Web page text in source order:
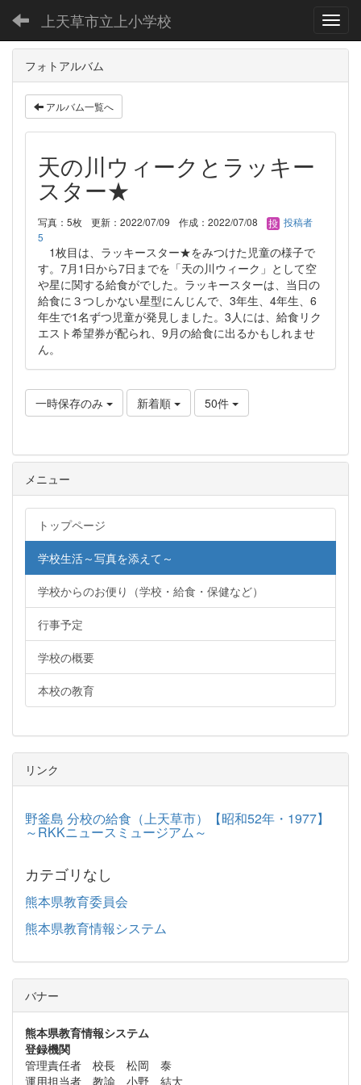
上天草市立上小学校
フォトアルバム
アルバム一覧へ
天の川ウィークとラッキー
スター★
写真：5枚 更新：2022/07/09 作成：2022/07/08
投稿者
5
1枚目は、ラッキースター★をみつけた児童の様子で
す。7月1日から7日までを「天の川ウィーク」として空
や星に関する給食がでした。ラッキースターは、当日の
給食に３つしかない星型にんじんで、3年生、4年生、6
年生で1名ずつ児童が発見しました。3人には、給食リク
エスト希望券が配られ、9月の給食に出るかもしれませ
ん。
一時保存のみ 新着順 50件
メニュー
トップページ
学校生活～写真を添えて～
学校からのお便り（学校・給食・保健など）
行事予定
学校の概要
本校の教育
リンク
野釜島 分校の給食（上天草市）【昭和52年・1977】
～RKKニュースミュージアム～
カテゴリなし
熊本県教育委員会
熊本県教育情報システム
バナー
熊本県教育情報システム
登録機関
管理責任者 校長 松岡 泰
運用担当者 教諭 小野 結大